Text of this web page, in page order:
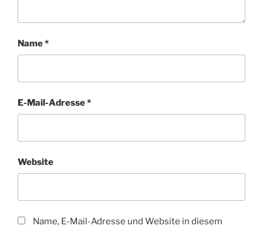
Name*
E-Mail-Adresse*
Website
Name, E-Mail-Adresse und Website in diesem